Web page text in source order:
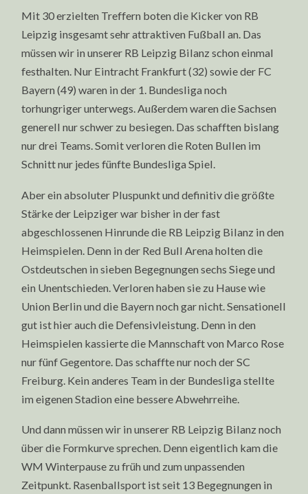
Mit 30 erzielten Treffern boten die Kicker von RB
Leipzig insgesamt sehr attraktiven Fußball an. Das
müssen wir in unserer RB Leipzig Bilanz schon einmal
festhalten. Nur Eintracht Frankfurt (32) sowie der FC
Bayern (49) waren in der 1. Bundesliga noch
torhungriger unterwegs. Außerdem waren die Sachsen
generell nur schwer zu besiegen. Das schafften bislang
nur drei Teams. Somit verloren die Roten Bullen im
Schnitt nur jedes fünfte Bundesliga Spiel.
Aber ein absoluter Pluspunkt und definitiv die größte
Stärke der Leipziger war bisher in der fast
abgeschlossenen Hinrunde die RB Leipzig Bilanz in den
Heimspielen. Denn in der Red Bull Arena holten die
Ostdeutschen in sieben Begegnungen sechs Siege und
ein Unentschieden. Verloren haben sie zu Hause wie
Union Berlin und die Bayern noch gar nicht. Sensationell
gut ist hier auch die Defensivleistung. Denn in den
Heimspielen kassierte die Mannschaft von Marco Rose
nur fünf Gegentore. Das schaffte nur noch der SC
Freiburg. Kein anderes Team in der Bundesliga stellte
im eigenen Stadion eine bessere Abwehrreihe.
Und dann müssen wir in unserer RB Leipzig Bilanz noch
über die Formkurve sprechen. Denn eigentlich kam die
WM Winterpause zu früh und zum unpassenden
Zeitpunkt. Rasenballsport ist seit 13 Begegnungen in